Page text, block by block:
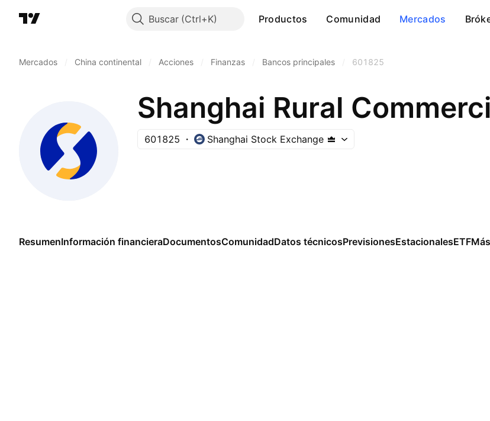
Buscar Productos Comunidad Mercados
Mercados China continental Acciones Finanzas Bancos principales 601825
601825 Shanghai Stock Exchange
ResumenInformación financieraDocumentosComunidadDatos técnicosPrevisionesEstacionalesETFMás